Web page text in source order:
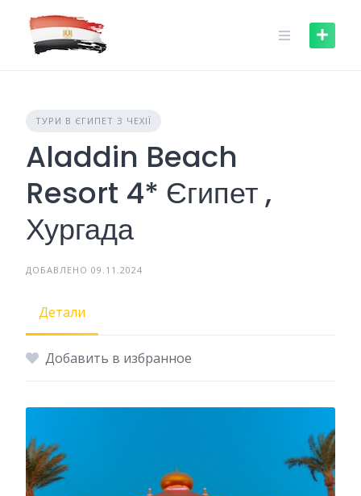
content
ТУРИ В ЄГИПЕТ З ЧЕХІЇ
Aladdin Beach
Resort 4* Єгипет ,
Хургада
ДОБАВЛЕНО 09.11.2024
Детали
Добавить в избранное